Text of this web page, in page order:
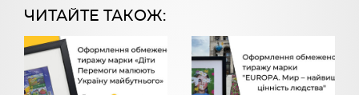
ЧИТАЙТЕ ТАКОЖ: